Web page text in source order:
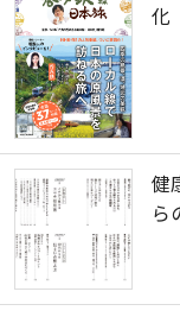
化
健
ら